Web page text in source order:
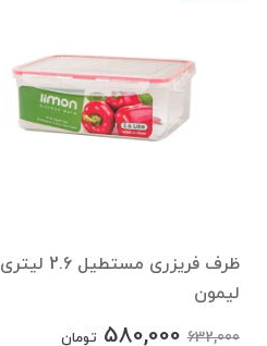
ظرف فریزری مستطیل 2.6 لیتری
لیمون
632,000
580,000 تومان